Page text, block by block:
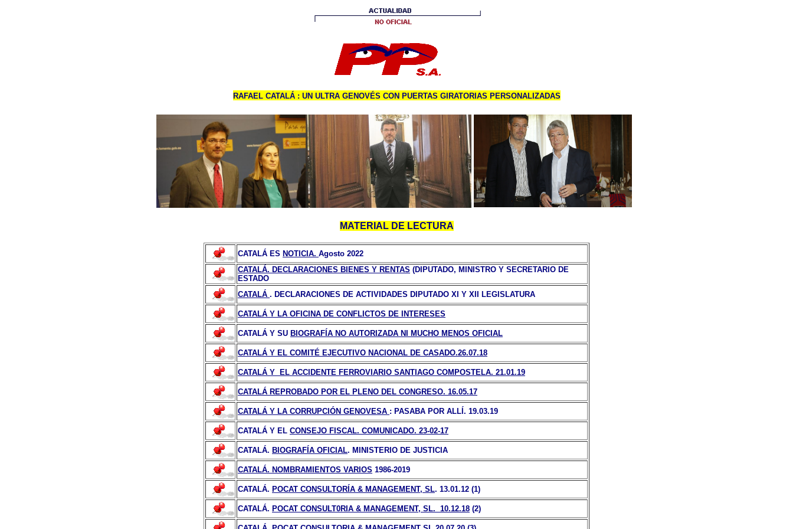
RAFAEL CATALÁ : UN ULTRA GENOVÉS CON PUERTAS GIRATORIAS PERSONALIZADAS
MATERIAL DE LECTURA
CATALÁ ES NOTICIA. Agosto 2022
CATALÁ. DECLARACIONES BIENES Y RENTAS (DIPUTADO, MINISTRO Y SECRETARIO DE
ESTADO
CATALÁ . DECLARACIONES DE ACTIVIDADES DIPUTADO XI Y XII LEGISLATURA
CATALÁ Y LA OFICINA DE CONFLICTOS DE INTERESES
CATALÁ Y SU BIOGRAFÍA NO AUTORIZADA NI MUCHO MENOS OFICIAL
CATALÁ Y EL COMITÉ EJECUTIVO NACIONAL DE CASADO.26.07.18
CATALÁ Y EL ACCIDENTE FERROVIARIO SANTIAGO COMPOSTELA. 21.01.19
CATALÁ REPROBADO POR EL PLENO DEL CONGRESO. 16.05.17
CATALÁ Y LA CORRUPCIÓN GENOVESA : PASABA POR ALLÍ. 19.03.19
CATALÁ Y EL CONSEJO FISCAL. COMUNICADO. 23-02-17
CATALÁ. BIOGRAFÍA OFICIAL. MINISTERIO DE JUSTICIA
CATALÁ. NOMBRAMIENTOS VARIOS 1986-2019
CATALÁ. POCAT CONSULTORÍA & MANAGEMENT, SL. 13.01.12 (1)
CATALÁ. POCAT CONSULT0RIA & MANAGEMENT, SL. 10.12.18 (2)